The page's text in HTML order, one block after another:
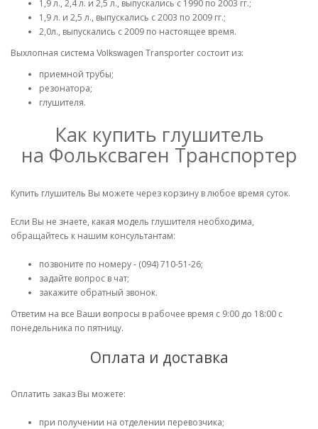
1,9 л., 2,4 л. и 2,5 л., выпускались с 1990 по 2003 гг.;
1,9 л. и 2,5 л., выпускались с 2003 по 2009 гг.;
2,0л., выпускались с 2009 по настоящее время.
Выхлопная система Volkswagen Transporter состоит из:
приемной трубы;
резонатора;
глушителя.
Как купить глушитель
на Фольксваген Транспортер
Купить глушитель Вы можете через корзину в любое время суток.
Если Вы не знаете, какая модель глушителя необходима,
обращайтесь к нашим консультантам:
позвоните по номеру - (094) 710-51-26;
задайте вопрос в чат;
закажите обратный звонок.
Ответим на все Ваши вопросы в рабочее время с 9:00 до 18:00 с
понедельника по пятницу.
Оплата и доставка
Оплатить заказ Вы можете:
при получении на отделении перевозчика;